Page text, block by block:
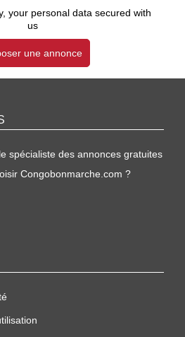
your personal data secured with
us
une annonce
spécialiste des annonces gratuites
Congobonmarche.com ?